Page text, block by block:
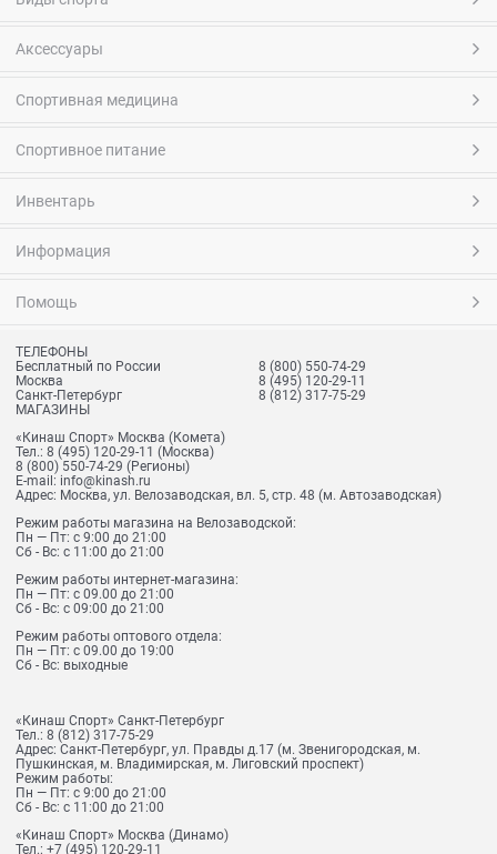
Аксессуары
Спортивная медицина
Спортивное питание
Инвентарь
Информация
Помощь
ТЕЛЕФОНЫ
Бесплатный по России
8 (800) 550-74-29
Москва
8 (495) 120-29-11
Санкт-Петербург
8 (812) 317-75-29
МАГАЗИНЫ
«Кинаш Спорт» Москва (Комета)
Тел.: 8 (495) 120-29-11 (Москва)
8 (800) 550-74-29 (Регионы)
E-mail: info@kinash.ru
Адрес: Москва, ул. Велозаводская, вл. 5, стр. 48 (м. Автозаводская)
Режим работы магазина на Велозаводской:
Пн — Пт: с 9:00 до 21:00
Сб - Вс: с 11:00 до 21:00
Режим работы интернет-магазина:
Пн — Пт: с 09.00 до 21:00
Сб - Вс: с 09:00 до 21:00
Режим работы оптового отдела:
Пн — Пт: с 09.00 до 19:00
Сб - Вс: выходные
«Кинаш Спорт» Санкт-Петербург
Тел.: 8 (812) 317-75-29
Адрес: Санкт-Петербург, ул. Правды д.17 (м. Звенигородская, м.
Пушкинская, м. Владимирская, м. Лиговский проспект)
Режим работы:
Пн — Пт: с 9:00 до 21:00
Сб - Вс: с 11:00 до 21:00
«Кинаш Спорт» Москва (Динамо)
Тел.: +7 (495) 120-29-11